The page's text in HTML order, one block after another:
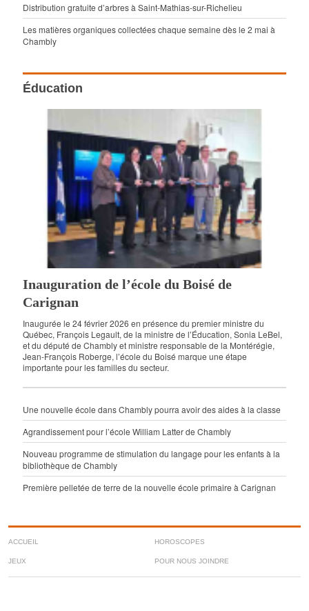
Distribution gratuite d’arbres à Saint-Mathias-sur-Richelieu
Les matières organiques collectées chaque semaine dès le 2 mai à
Chambly
Éducation
Inauguration de l’école du Boisé de
Carignan
Inaugurée le 24 février 2026 en présence du premier ministre du
Québec, François Legault, de la ministre de l’Éducation, Sonia LeBel,
et du député de Chambly et ministre responsable de la Montérégie,
Jean-François Roberge, l’école du Boisé marque une étape
importante pour les familles du secteur.
Une nouvelle école dans Chambly pourra avoir des aides à la classe
Agrandissement pour l’école William Latter de Chambly
Nouveau programme de stimulation du langage pour les enfants à la
bibliothèque de Chambly
Première pelletée de terre de la nouvelle école primaire à Carignan
ACCUEIL HOROSCOPES
JEUX POUR NOUS JOINDRE